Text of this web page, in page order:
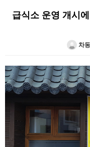
급식소 운영 개시
차
본문